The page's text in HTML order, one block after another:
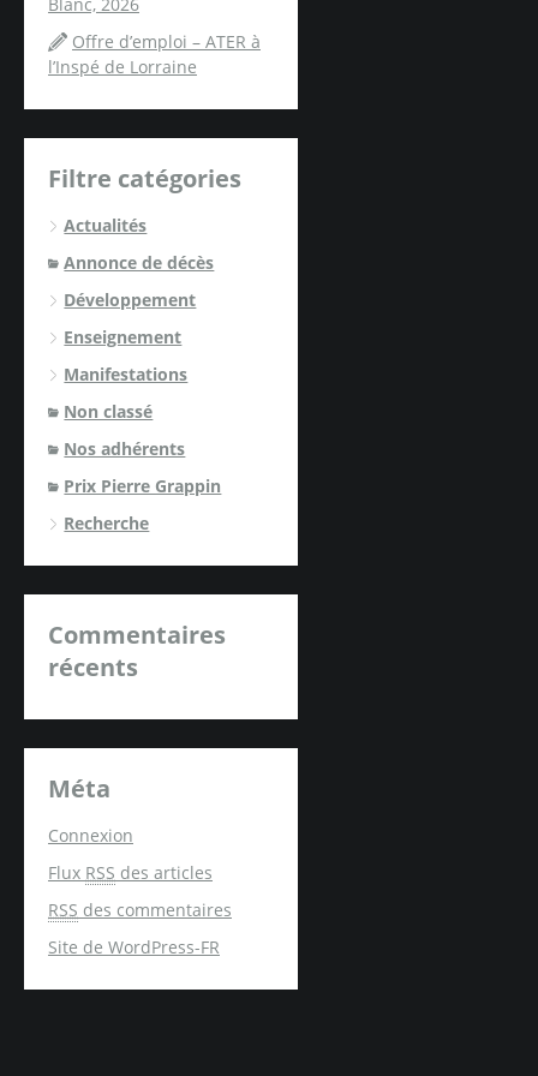
Offre d’emploi – ATER à
l’Inspé de Lorraine
Filtre catégories
Actualités
Annonce de décès
Développement
Enseignement
Manifestations
Non classé
Nos adhérents
Prix Pierre Grappin
Recherche
Commentaires
récents
Méta
Connexion
Flux RSS des articles
RSS des commentaires
Site de WordPress-FR